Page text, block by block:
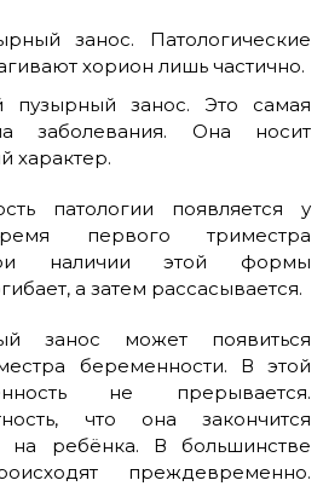
занос. Патологические
хорион лишь частично.
пузырный занос. Это самая
заболевания. Она носит
характер.
патологии появляется у
первого триместра
наличии этой формы
а затем рассасывается.
занос может появиться
беременности. В этой
не прерывается.
что она закончится
ребёнка. В большинстве
преждевременно.